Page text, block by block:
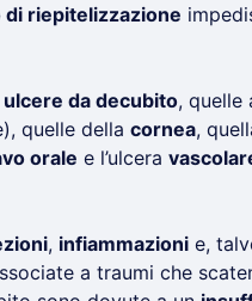
di riepitelizzazione
ulcere da decubito, quelle
quelle della cornea,
orale e l’ulcera
, infiammazionie,
a traumi che